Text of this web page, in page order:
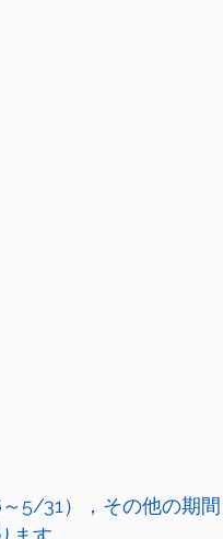
5/31），その他の期間